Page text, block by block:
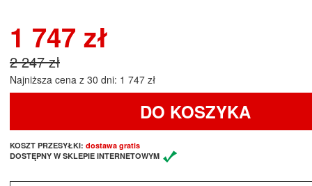
1 747 zł
2 247 zł
Najniższa cena z 30 dni: 1 747 zł
DO KOSZYKA
KOSZT PRZESYŁKI: dostawa gratis
DOSTĘPNY W SKLEPIE INTERNETOWYM